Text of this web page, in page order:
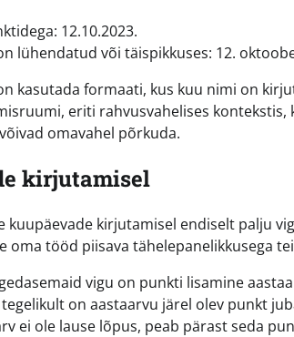
12.10.2023.
lühendatud või täispikkuses: 12.
kasutada formaati, kus kuu nimi on
eriti rahvusvahelises kontekstis,
omavahel põrkuda.
kirjutamisel
kirjutamisel endiselt palju
oma tööd piisava tähelepanelikkusega
vigu on punkti lisamine
tegelikult on aastaarvu järel olev punkt
ei ole lause lõpus, peab pärast seda